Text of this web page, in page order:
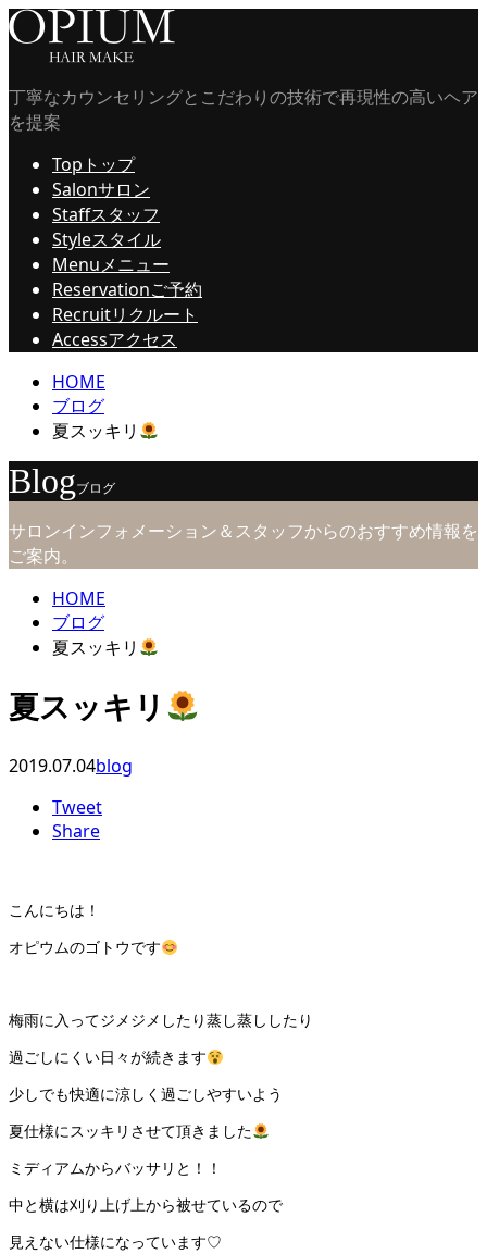
丁寧なカウンセリングとこだわりの技術で再現性の高いヘア
を提案
Top トップ
Salonサロン
Staffスタッフ
Styleスタイル
Menuメニュー
Reservationご予約
Recruitリクルート
Accessアクセス
HOME
ブログ
夏スッキリ
Blogブログ
サロンインフォメーション＆スタッフからのおすすめ情報を
ご案内。
HOME
ブログ
夏スッキリ
夏スッキリ
2019.07.04blog
Tweet
Share
こんにちは！
オピウムのゴトウです
梅雨に入ってジメジメしたり蒸し蒸ししたり
過ごしにくい日々が続きます
少しでも快適に涼しく過ごしやすいよう
夏仕様にスッキリさせて頂きました
ミディアムからバッサリと！！
中と横は刈り上げ上から被せているので
見えない仕様になっています♡